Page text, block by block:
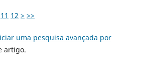
11 12 > >>
uma pesquisa avançada por
artigo.